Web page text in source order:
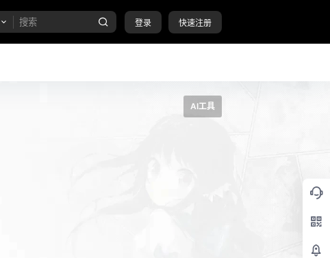
登录 快速注册
AI工具